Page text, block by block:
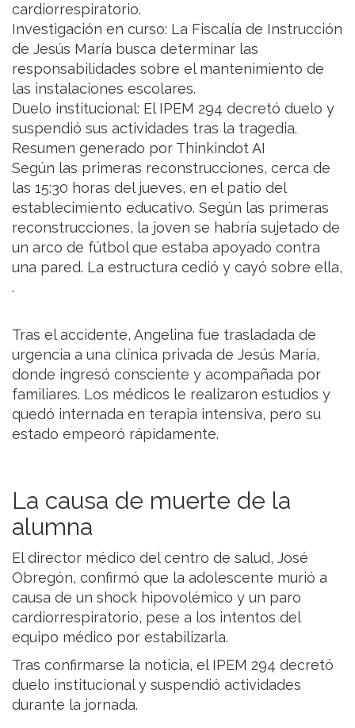
cardiorrespiratorio.
Investigación en curso: La Fiscalía de Instrucción
de Jesús María busca determinar las
responsabilidades sobre el mantenimiento de
las instalaciones escolares.
Duelo institucional: El IPEM 294 decretó duelo y
suspendió sus actividades tras la tragedia.
Resumen generado por Thinkindot AI
Según las primeras reconstrucciones, cerca de
las 15:30 horas del jueves, en el patio del
establecimiento educativo. Según las primeras
reconstrucciones, la joven se habría sujetado de
un arco de fútbol que estaba apoyado contra
una pared. La estructura cedió y cayó sobre ella,
.
Tras el accidente, Angelina fue trasladada de
urgencia a una clínica privada de Jesús María,
donde ingresó consciente y acompañada por
familiares. Los médicos le realizaron estudios y
quedó internada en terapia intensiva, pero su
estado empeoró rápidamente.
La causa de muerte de la
alumna
El director médico del centro de salud, José
Obregón, confirmó que la adolescente murió a
causa de un shock hipovolémico y un paro
cardiorrespiratorio, pese a los intentos del
equipo médico por estabilizarla.
Tras confirmarse la noticia, el IPEM 294 decretó
duelo institucional y suspendió actividades
durante la jornada.